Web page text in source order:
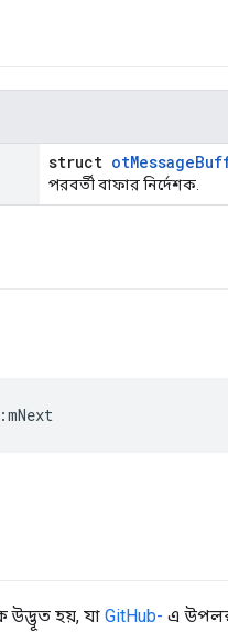
struct
পরবর্তী বাফার নির্দেশক.
mNext
উদ্ভূত হয়, যা GitHub- এ